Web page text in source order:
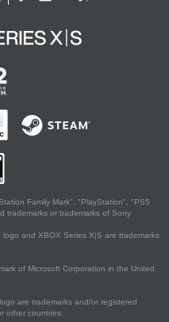
Family Mark", "PlayStation", "PS5
trademarks or trademarks of Sony
and XBOX Series X|S are trademarks
of Microsoft Corporation in the United
are trademarks and/or registered
other countries.